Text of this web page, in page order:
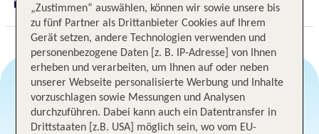
Digitaler und telefonischer 24/7 TUI Service
Angebotsauswahl
„Zustimmen“ auswählen, können wir sowie unsere bis
zu fünf Partner als Drittanbieter Cookies auf Ihrem
Gerät setzen, andere Technologien verwenden und
personenbezogene Daten [z. B. IP-Adresse] von Ihnen
erheben und verarbeiten, um Ihnen auf oder neben
unserer Webseite personalisierte Werbung und Inhalte
vorzuschlagen sowie Messungen und Analysen
durchzuführen. Dabei kann auch ein Datentransfer in
Drittstaaten [z.B. USA] möglich sein, wo vom EU-